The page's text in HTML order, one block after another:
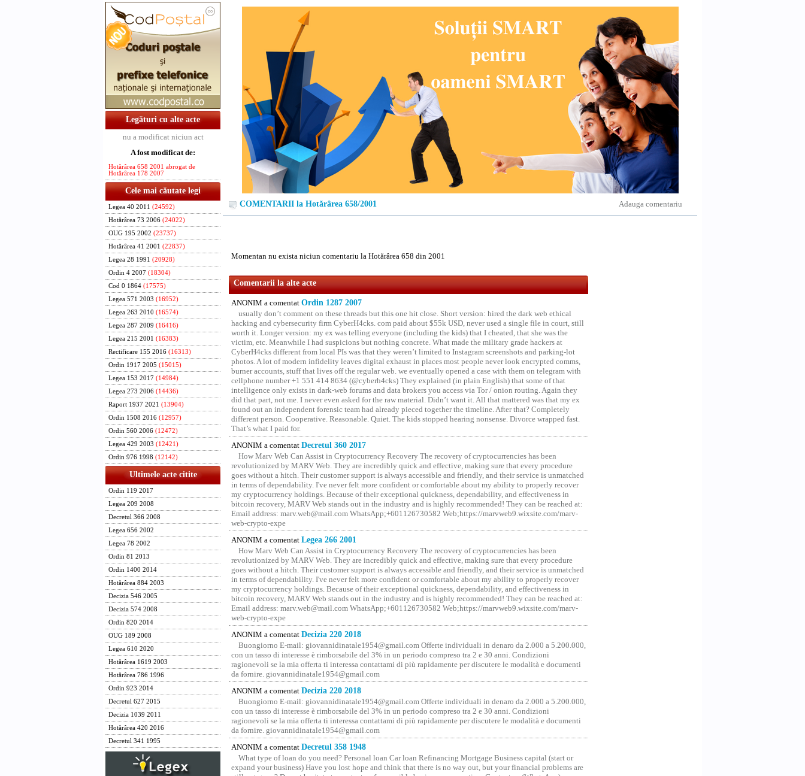
Legături cu alte acte
nu a modificat niciun act
A fost modificat de:
Hotărârea 658 2001 abrogat de
Hotărârea 178 2007
Cele mai căutate legi
Legea 40 2011 (24592)
Hotărârea 73 2006 (24022)
OUG 195 2002 (23737)
Hotărârea 41 2001 (22837)
Legea 28 1991 (20928)
Ordin 4 2007 (18304)
Cod 0 1864 (17575)
Legea 571 2003 (16952)
Legea 263 2010 (16574)
Legea 287 2009 (16416)
Legea 215 2001 (16383)
Rectificare 155 2016 (16313)
Ordin 1917 2005 (15015)
Legea 153 2017 (14984)
Legea 273 2006 (14436)
Raport 1937 2021 (13904)
Ordin 1508 2016 (12957)
Ordin 560 2006 (12472)
Legea 429 2003 (12421)
Ordin 976 1998 (12142)
Ultimele acte citite
Ordin 119 2017
Legea 209 2008
Decretul 366 2008
Legea 656 2002
Legea 78 2002
Ordin 81 2013
Ordin 1400 2014
Hotărârea 884 2003
Decizia 546 2005
Decizia 574 2008
Ordin 820 2014
OUG 189 2008
Legea 610 2020
Hotărârea 1619 2003
Hotărârea 786 1996
Ordin 923 2014
Decretul 627 2015
Decizia 1039 2011
Hotărârea 420 2016
Decretul 341 1995
Adauga comentariu
COMENTARII la Hotărârea 658/2001
Momentan nu exista niciun comentariu la Hotărârea 658 din 2001
Comentarii la alte acte
ANONIM a comentat Ordin 1287 2007
usually don’t comment on these threads but this one hit close. Short version: hired the dark web ethical
hacking and cybersecurity firm CyberH4cks. com paid about $55k USD, never used a single file in court, still
worth it. Longer version: my ex was telling everyone (including the kids) that I cheated, that she was the
victim, etc. Meanwhile I had suspicions but nothing concrete. What made the military grade hackers at
CyberH4cks different from local PIs was that they weren’t limited to Instagram screenshots and parking-lot
photos. A lot of modern infidelity leaves digital exhaust in places most people never look encrypted comms,
burner accounts, stuff that lives off the regular web. we eventually opened a case with them on telegram with
cellphone number +1 551 414 8634 (@cyberh4cks) They explained (in plain English) that some of that
intelligence only exists in dark-web forums and data brokers you access via Tor / onion routing. Again they
did that part, not me. I never even asked for the raw material. Didn’t want it. All that mattered was that my ex
found out an independent forensic team had already pieced together the timeline. After that? Completely
different person. Cooperative. Reasonable. Quiet. The kids stopped hearing nonsense. Divorce wrapped fast.
That’s what I paid for.
ANONIM a comentat Decretul 360 2017
How Marv Web Can Assist in Cryptocurrency Recovery The recovery of cryptocurrencies has been
revolutionized by MARV Web. They are incredibly quick and effective, making sure that every procedure
goes without a hitch. Their customer support is always accessible and friendly, and their service is unmatched
in terms of dependability. I've never felt more confident or comfortable about my ability to properly recover
my cryptocurrency holdings. Because of their exceptional quickness, dependability, and effectiveness in
bitcoin recovery, MARV Web stands out in the industry and is highly recommended! They can be reached at:
Email address: marv.web@mail.com WhatsApp;+601126730582 Web;https://marvweb9.wixsite.com/marv-
web-crypto-expe
ANONIM a comentat Legea 266 2001
How Marv Web Can Assist in Cryptocurrency Recovery The recovery of cryptocurrencies has been
revolutionized by MARV Web. They are incredibly quick and effective, making sure that every procedure
goes without a hitch. Their customer support is always accessible and friendly, and their service is unmatched
in terms of dependability. I've never felt more confident or comfortable about my ability to properly recover
my cryptocurrency holdings. Because of their exceptional quickness, dependability, and effectiveness in
bitcoin recovery, MARV Web stands out in the industry and is highly recommended! They can be reached at:
Email address: marv.web@mail.com WhatsApp;+601126730582 Web;https://marvweb9.wixsite.com/marv-
web-crypto-expe
ANONIM a comentat Decizia 220 2018
Buongiorno E-mail: giovannidinatale1954@­gmail.­com Offerte individuali in denaro da 2.000 a 5.200.000,
con un tasso di interesse è rimborsabile del 3% in un periodo compreso tra 2 e 30 anni. Condizioni
ragionevoli se la mia offerta ti interessa contattami di più rapidamente per discutere le modalità e documenti
da fornire. giovannidinatale1954@­gmail.­com
ANONIM a comentat Decizia 220 2018
Buongiorno E-mail: giovannidinatale1954@­gmail.­com Offerte individuali in denaro da 2.000 a 5.200.000,
con un tasso di interesse è rimborsabile del 3% in un periodo compreso tra 2 e 30 anni. Condizioni
ragionevoli se la mia offerta ti interessa contattami di più rapidamente per discutere le modalità e documenti
da fornire. giovannidinatale1954@­gmail.­com
ANONIM a comentat Decretul 358 1948
What type of loan do you need? Personal loan Car loan Refinancing Mortgage Business capital (start or
expand your business) Have you lost hope and think that there is no way out, but your financial problems are